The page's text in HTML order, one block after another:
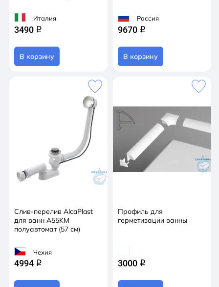
Италия
3490 q
В корзину
Россия
9670 q
В корзину
Слив-перелив AlcaPlast
для ванн A55KM
полуавтомат (57 см)
Чехия
4994 q
Профиль для
герметизации ванны
3000 q